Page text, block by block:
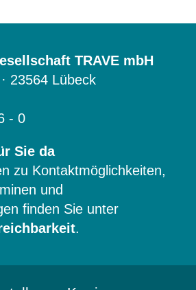
TRAVE mbH
23564 Lübeck
- 0
Sie da
zu Kontaktmöglichkeiten,
und
finden Sie unter
.